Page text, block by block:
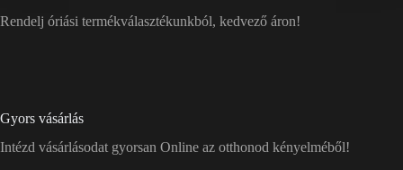
Rendelj óriási termékválasztékunkból, kedvező áron!
Gyors vásárlás
Intézd vásárlásodat gyorsan Online az otthonod kényelméből!